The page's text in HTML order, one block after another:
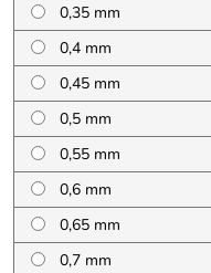
0,35 mm
0,4 mm
0,45 mm
0,5 mm
0,55 mm
0,6 mm
0,65 mm
0,7 mm